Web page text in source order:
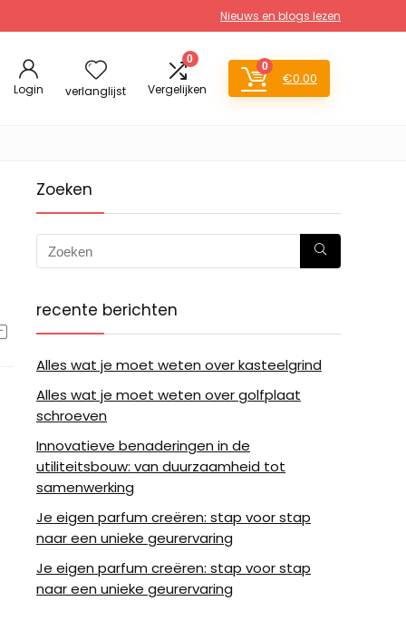
Nieuws en blogs lezen
Login verlanglijst
0
Vergelijken
0
€0.00
Zoeken
recente berichten
Alles wat je moet weten over kasteelgrind
Alles wat je moet weten over golfplaat
schroeven
Innovatieve benaderingen in de
utiliteitsbouw: van duurzaamheid tot
samenwerking
Je eigen parfum creëren: stap voor stap
naar een unieke geurervaring
Je eigen parfum creëren: stap voor stap
naar een unieke geurervaring